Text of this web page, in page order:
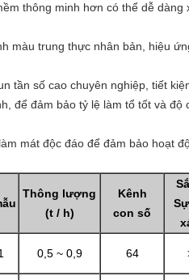
thông minh hơn có thể dễ dàng
màu trung thực nhân bản, hiệu
tần số cao chuyên nghiệp, tiết
để đảm bảo tỷ lệ làm tổ tốt và độ
mát độc đáo để đảm bảo hoạt
Thông lượng
(t / h)
Kênh
con số
0,5 ~ 0,9 64